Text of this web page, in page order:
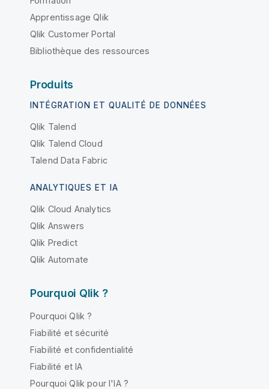
Apprentissage Qlik
Qlik Customer Portal
Bibliothèque des ressources
Produits
INTÉGRATION ET QUALITÉ DE DONNÉES
Qlik Talend
Qlik Talend Cloud
Talend Data Fabric
ANALYTIQUES ET IA
Qlik Cloud Analytics
Qlik Answers
Qlik Predict
Qlik Automate
Pourquoi Qlik ?
Pourquoi Qlik ?
Fiabilité et sécurité
Fiabilité et confidentialité
Fiabilité et IA
Pourquoi Qlik pour l'IA ?